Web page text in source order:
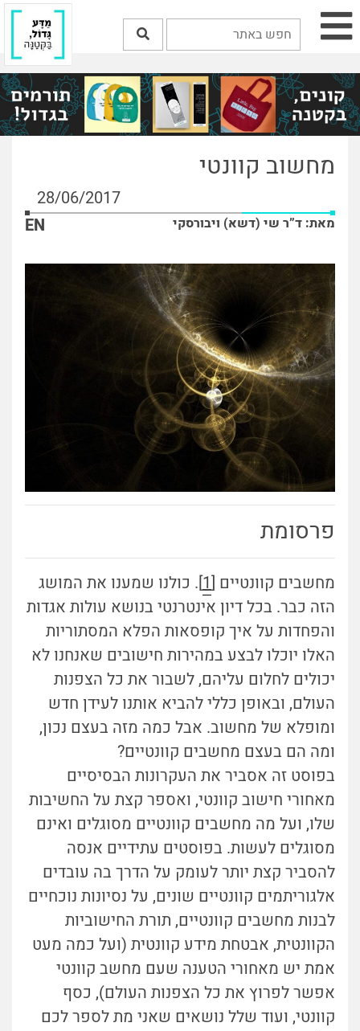
מחשוב קוונטי
28/06/2017
מאת: ד”ר שי (דשא) ויבורסקי EN
פרסומת
מחשבים קוונטיים [1]. כולנו שמענו את המושג
הזה כבר. בכל דיון אינטרנטי בנושא עולות אגדות
והפחדות על איך קופסאות הפלא המסתוריות
האלו יוכלו לבצע במהירות חישובים שאנחנו לא
יכולים לחלום עליהם, לשבור את כל הצפנות
העולם, ובאופן כללי להביא אותנו לעידן חדש
ומופלא של מחשוב. אבל כמה מזה בעצם נכון,
ומה הם בעצם מחשבים קוונטיים?
בפוסט זה אסביר את העקרונות הבסיסיים
מאחורי חישוב קוונטי, ואספר קצת על החשיבות
שלו, ועל מה מחשבים קוונטיים מסוגלים ואינם
מסוגלים לעשות. בפוסטים עתידיים אנסה
להסביר קצת יותר לעומק על הדרך בה עובדים
אלגוריתמים קוונטיים שונים, על נסיונות נוכחיים
לבנות מחשבים קוונטיים, תורת החישוביות
הקוונטית, אבטחת מידע קוונטית (ועל כמה מעט
אמת יש מאחורי הטענה שעם מחשב קוונטי
אפשר לפרוץ את כל הצפנות העולם), כסף
קוונטי, ועוד שלל נושאים שאני מת לספר לכם